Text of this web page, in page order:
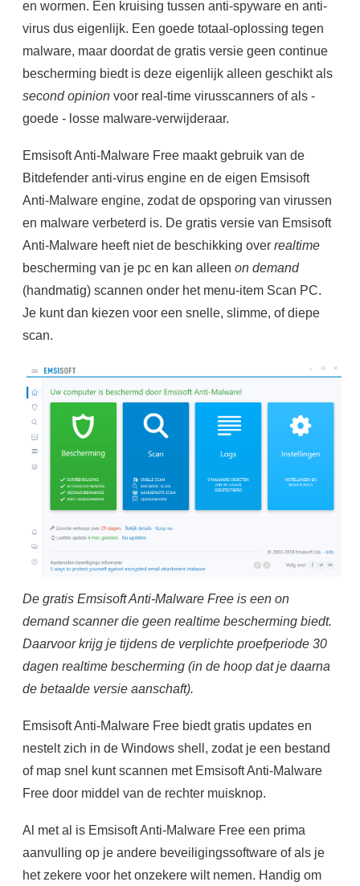
en wormen. Een kruising tussen anti-spyware en anti-
virus dus eigenlijk. Een goede totaal-oplossing tegen
malware, maar doordat de gratis versie geen continue
bescherming biedt is deze eigenlijk alleen geschikt als
second opinionvoor real-time virusscanners of als -
goede - losse malware-verwijderaar.
Emsisoft Anti-Malware Free maakt gebruik van de
Bitdefender anti-virus engine en de eigen Emsisoft
Anti-Malware engine, zodat de opsporing van virussen
en malware verbeterd is. De gratis versie van Emsisoft
Anti-Malware heeft niet de beschikking over realtime
bescherming van je pc en kan alleen on demand
(handmatig) scannen onder het menu-item Scan PC.
Je kunt dan kiezen voor een snelle, slimme, of diepe
scan.
De gratis Emsisoft Anti-Malware Free is een on
demand scanner die geen realtime bescherming biedt.
Daarvoor krijg je tijdens de verplichte proefperiode 30
dagen realtime bescherming (in de hoop dat je daarna
de betaalde versie aanschaft).
Emsisoft Anti-Malware Free biedt gratis updates en
nestelt zich in de Windows shell, zodat je een bestand
of map snel kunt scannen met Emsisoft Anti-Malware
Free door middel van de rechter muisknop.
Al met al is Emsisoft Anti-Malware Free een prima
aanvulling op je andere beveiligingssoftware of als je
het zekere voor het onzekere wilt nemen. Handig om